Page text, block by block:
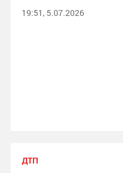
19:51, 5.07.2026
ДТП